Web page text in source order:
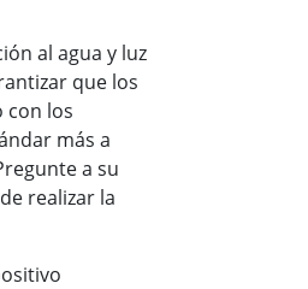
al agua y luz
que los
con los
más a
a su
realizar la